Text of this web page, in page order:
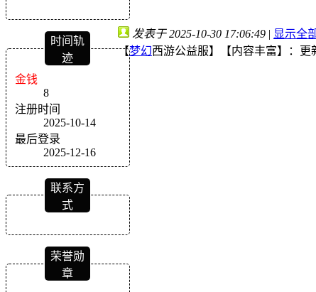
时间轨
迹
金钱
8
注册时间
2025-10-14
最后登录
2025-12-16
联系方
式
荣誉勋
章
发表于 2025-10-30 17:06:49 | 显示全
【梦幻西游公益服】【内容丰富】：更